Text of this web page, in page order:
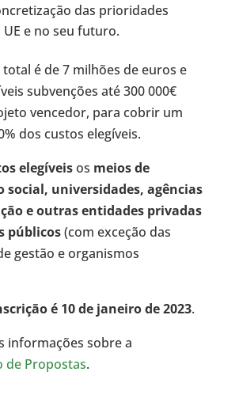
das prioridades
e no seu futuro.
é de 7 milhões de euros e
subvenções até 300 000€
vencedor, para cobrir um
dos custos elegíveis.
elegíveisos meios de
social, universidades, agências
e outras entidades privadas
públicos(com exceção das
gestão e organismos
é 10 de janeiro de 2023.
informações sobre a
de Propostas.